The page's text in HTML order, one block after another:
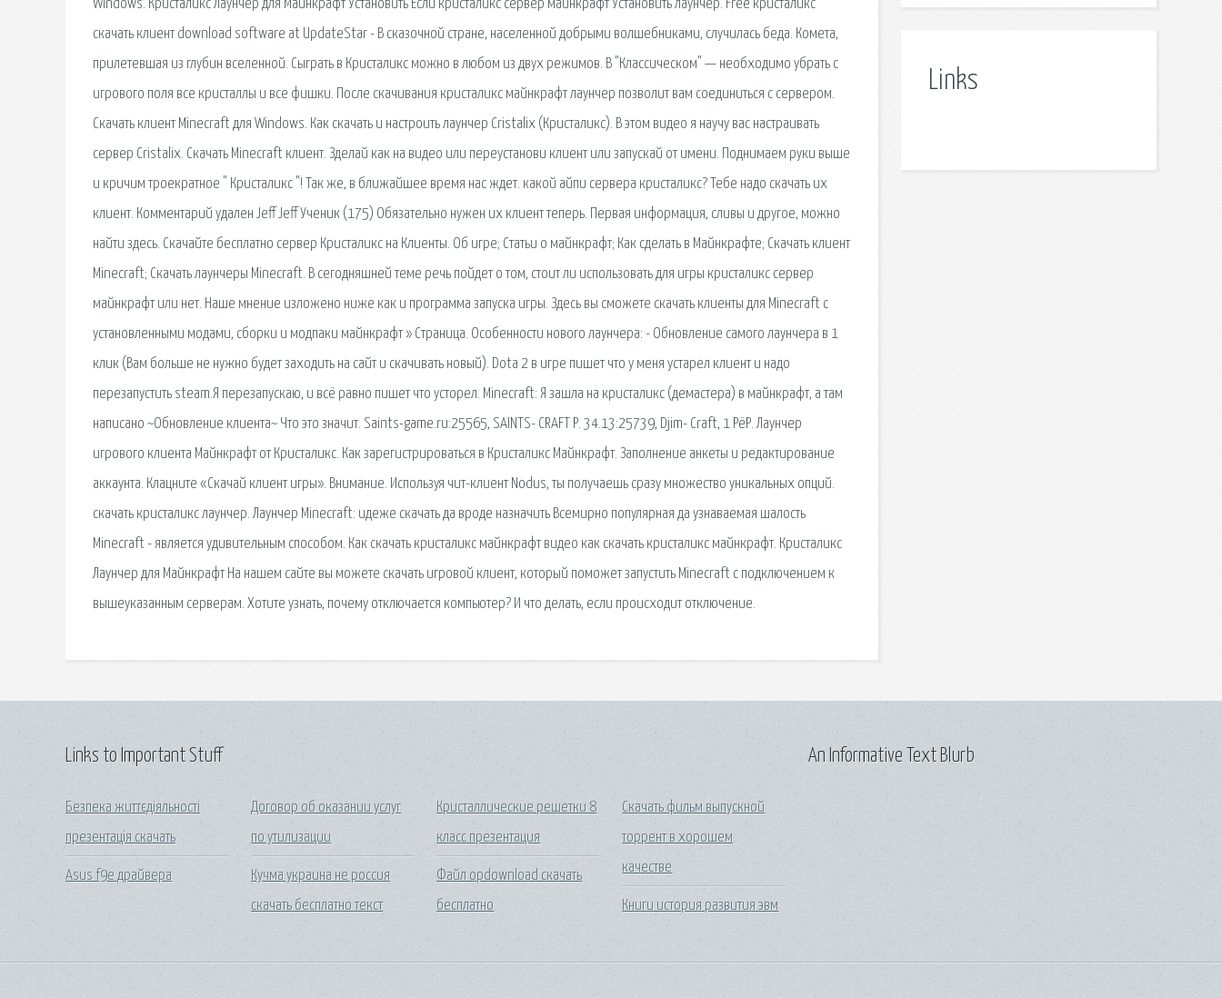
Windows. Кристаликс Лаунчер для Майнкрафт Установить Если кристаликс сервер майнкрафт Установить лаунчер. Free кристаликс
скачать клиент download software at UpdateStar - В сказочной стране, населенной добрыми волшебниками, случилась беда. Комета,
прилетевшая из глубин вселенной. Сыграть в Кристаликс можно в любом из двух режимов. В "Классическом" — необходимо убрать с
игрового поля все кристаллы и все фишки. После скачивания кристаликс майнкрафт лаунчер позволит вам соединиться с сервером.
Скачать клиент Minecraft для Windows. Как скачать и настроить лаунчер Cristalix (Кристаликс). В этом видео я научу вас настраивать
сервер Cristalix. Скачать Minecraft клиент. Зделай как на видео или переустанови клиент или запускай от имени. Поднимаем руки выше
и кричим троекратное " Кристаликс "! Так же, в ближайшее время нас ждет. какой айпи сервера кристаликс? Тебе надо скачать их
клиент. Комментарий удален Jeff Jeff Ученик (175) Обязательно нужен их клиент теперь. Первая информация, сливы и другое, можно
найти здесь. Скачайте бесплатно сервер Кристаликс на Клиенты. Об игре; Статьи о майнкрафт; Как сделать в Майнкрафте; Скачать клиент
Minecraft; Скачать лаунчеры Minecraft. В сегодняшней теме речь пойдет о том, стоит ли использовать для игры кристаликс сервер
майнкрафт или нет. Наше мнение изложено ниже как и программа запуска игры. Здесь вы сможете скачать клиенты для Minecraft с
установленными модами, сборки и модпаки майнкрафт » Страница. Особенности нового лаунчера: - Обновление самого лаунчера в 1
клик (Вам больше не нужно будет заходить на сайт и скачивать новый). Dota 2 в игре пишет что у меня устарел клиент и надо
перезапустить steam.Я перезапускаю, и всё равно пишет что усторел. Minecraft: Я зашла на кристаликс (демастера) в майнкрафт, а там
написано ~Обновление клиента~ Что это значит. Saints-game.ru:25565, SAINTS- CRAFT Р. 34.13:25739, Djim- Craft, 1 РёР. Лаунчер
игрового клиента Майнкрафт от Кристаликс. Как зарегистрироваться в Кристаликс Майнкрафт. Заполнение анкеты и редактирование
аккаунта. Клацните «Скачай клиент игры». Внимание. Используя чит-клиент Nodus, ты получаешь сразу множество уникальных опций.
скачать кристаликс лаунчер. Лаунчер Minecraft: идеже скачать да вроде назначить Всемирно популярная да узнаваемая шалость
Minecraft - является удивительным способом. Как скачать кристаликс майнкрафт видео как скачать кристаликс майнкрафт. Кристаликс
Лаунчер для Майнкрафт На нашем сайте вы можете скачать игровой клиент, который поможет запустить Minecraft с подключением к
вышеуказанным серверам. Хотите узнать, почему отключается компьютер? И что делать, если происходит отключение.
Links
Links to Important Stuff
Безпека життєдіяльності
презентація скачать
Asus f9e драйвера
Договор об оказании услуг
по утилизации
Кучма украина не россия
скачать бесплатно текст
Кристаллические решетки 8
класс презентация
Файл opdownload скачать
бесплатно
Скачать фильм выпускной
торрент в хорошем
качестве
Книги история развития эвм
An Informative Text Blurb